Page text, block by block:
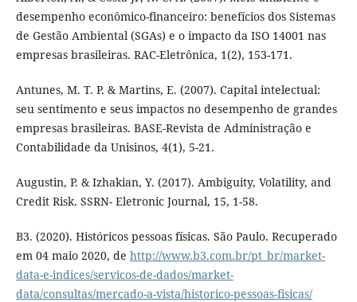
desempenho econômico-financeiro: benefícios dos Sistemas
de Gestão Ambiental (SGAs) e o impacto da ISO 14001 nas
empresas brasileiras. RAC-Eletrônica, 1(2), 153-171.
Antunes, M. T. P. & Martins, E. (2007). Capital intelectual:
seu sentimento e seus impactos no desempenho de grandes
empresas brasileiras. BASE-Revista de Administração e
Contabilidade da Unisinos, 4(1), 5-21.
Augustin, P. & Izhakian, Y. (2017). Ambiguity, Volatility, and
Credit Risk. SSRN- Eletronic Journal, 15, 1-58.
B3. (2020). Históricos pessoas físicas. São Paulo. Recuperado
em 04 maio 2020, de http://www.b3.com.br/pt_br/market-
data-e-indices/servicos-de-dados/market-
data/consultas/mercado-a-vista/historico-pessoas-fisicas/